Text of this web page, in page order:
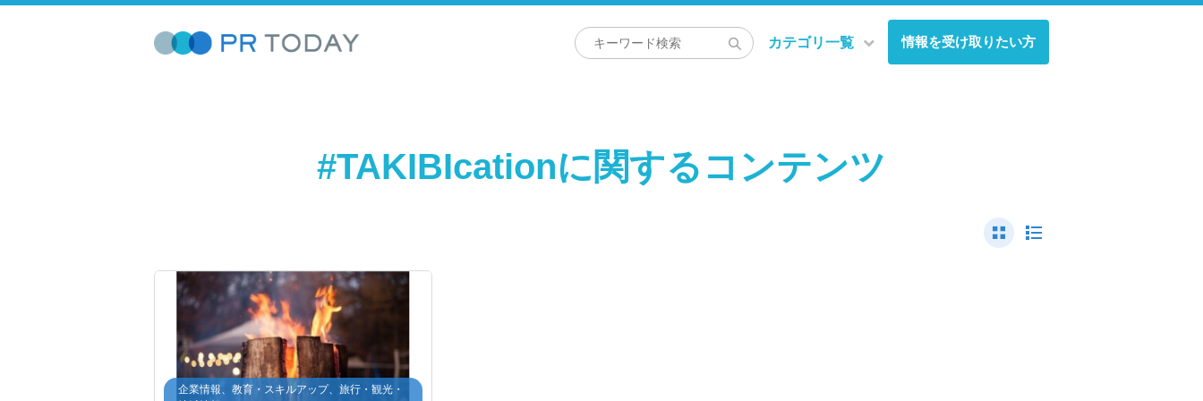
カテゴリ一覧 情報を受け取りたい方
#TAKIBIcationに関するコンテンツ
企業情報、教育・スキルアップ、旅行・観光・